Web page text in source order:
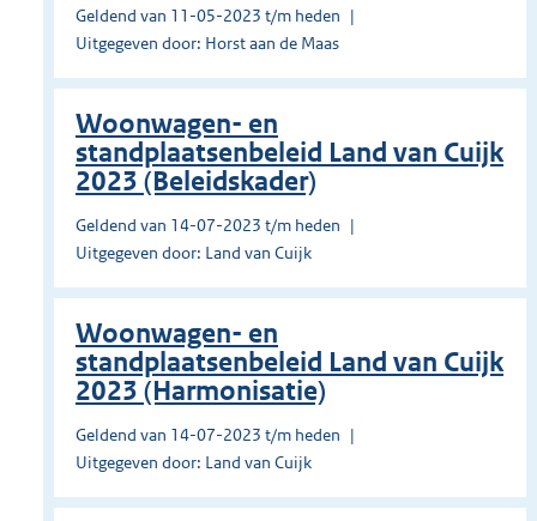
Geldend van 11-05-2023 t/m heden
Uitgegeven door: Horst aan de Maas
Woonwagen- en
standplaatsenbeleid Land van Cuijk
2023 (Beleidskader)
Geldend van 14-07-2023 t/m heden
Uitgegeven door: Land van Cuijk
Woonwagen- en
standplaatsenbeleid Land van Cuijk
2023 (Harmonisatie)
Geldend van 14-07-2023 t/m heden
Uitgegeven door: Land van Cuijk